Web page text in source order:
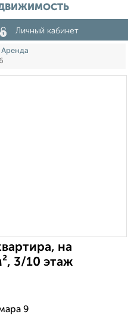
Личный кабинет
Аренда
на
3/10 этаж
9